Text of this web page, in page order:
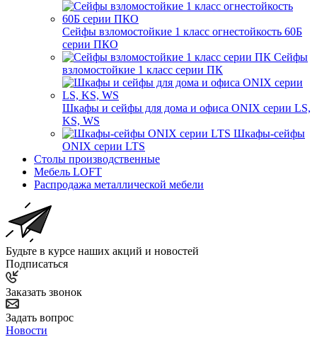
Сейфы взломостойкие 1 класс огнестойкость 60Б
серии ПКО
Сейфы
взломостойкие 1 класс серии ПК
Шкафы и сейфы для дома и офиса ONIX серии LS,
KS, WS
Шкафы-сейфы
ONIX серии LTS
Столы производственные
Мебель LOFT
Распродажа металлической мебели
Будьте в курсе наших акций и новостей
Подписаться
Заказать звонок
Задать вопрос
Новости